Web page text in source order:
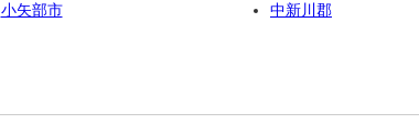
小矢部市 中新川郡